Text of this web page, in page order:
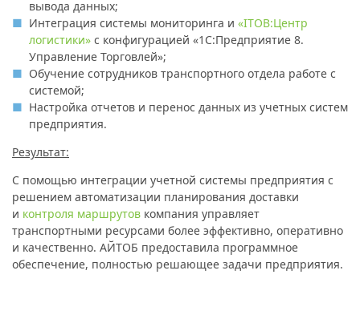
вывода данных;
Интеграция системы мониторинга и «ITOB:Центр
логистики» с конфигурацией «1С:Предприятие 8.
Управление Торговлей»;
Обучение сотрудников транспортного отдела работе с
системой;
Настройка отчетов и перенос данных из учетных систем
предприятия.
Результат:
С помощью интеграции учетной системы предприятия с
решением автоматизации планирования доставки
и контроля маршрутов компания управляет
транспортными ресурсами более эффективно, оперативно
и качественно. АЙТОБ предоставила программное
обеспечение, полностью решающее задачи предприятия.